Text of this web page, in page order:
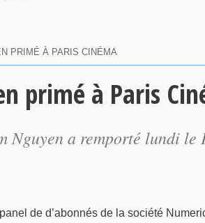
PRIMÉ À PARIS CINÉMA
primé à Paris
Nguyen a remporté lundi
de d’abonnés de la société